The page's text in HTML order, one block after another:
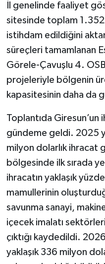
İl genelinde faaliyet
sitesinde toplam
istihdam edildiğini
süreçleri tamamlanan
Görele-Çavuşlu 4.
projeleriyle bölgenin
kapasitesinin daha da
Toplantıda Giresun’un
gündeme geldi. 2025
milyon dolarlık ihracat
bölgesinde ilk sırada
ihracatın yaklaşık yüzde
mamullerinin
savunma sanayi,
içecek imalatı
çıktığı kaydedildi. 2026
yaklaşık 336 milyon